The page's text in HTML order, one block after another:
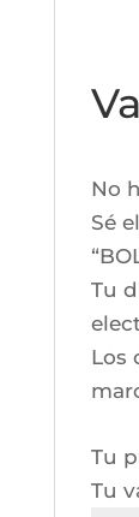
No
Sé
Tu
Los
Tu
Tu